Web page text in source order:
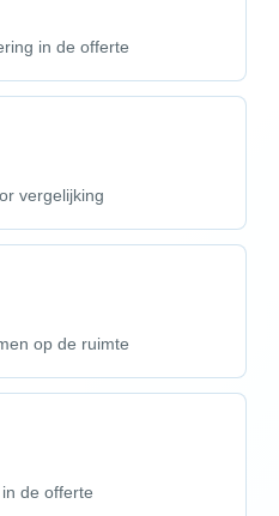
in de offerte
vergelijking
op de ruimte
de offerte